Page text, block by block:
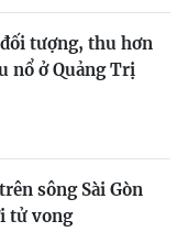
tượng, thu hơn
nổ ở Quảng Trị
sông Sài Gòn
tử vong